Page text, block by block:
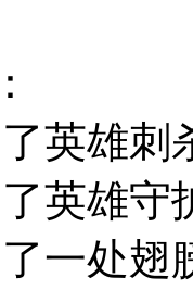
雄刺
雄守
处翅